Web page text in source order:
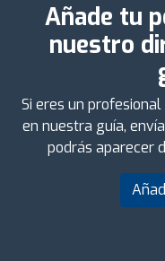
Añade tu
nuestro
Si eres un
en nuestra guía,
podrás aparecer